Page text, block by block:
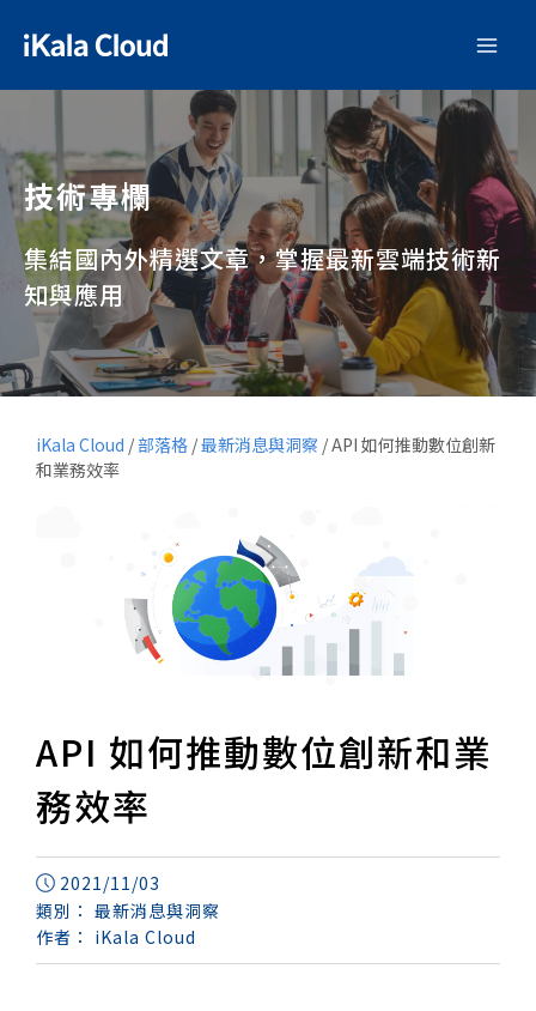
技術專欄
集結國內外精選文章，掌握最新雲端技術新
知與應用
iKala Cloud /部落格 /最新消息與洞察 /API 如何推動數位創新
和業務效率
API 如何推動數位創新和業
務效率
2021/11/03
類別： 最新消息與洞察
作者： iKala Cloud